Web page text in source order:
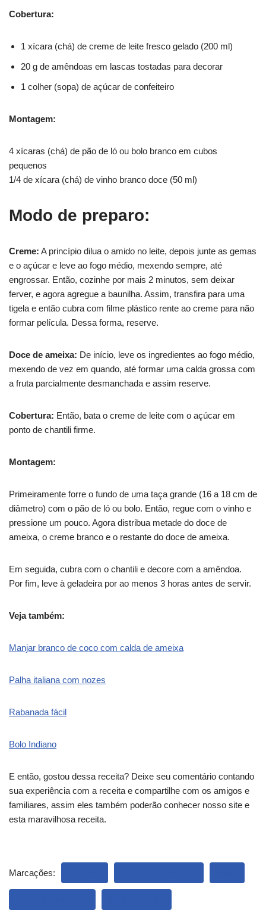
Cobertura:
1 xícara (chá) de creme de leite fresco gelado (200 ml)
20 g de amêndoas em lascas tostadas para decorar
1 colher (sopa) de açúcar de confeiteiro
Montagem:
4 xícaras (chá) de pão de ló ou bolo branco em cubos
pequenos
1/4 de xícara (chá) de vinho branco doce (50 ml)
Modo de preparo:
Creme: A princípio dilua o amido no leite, depois junte as gemas
e o açúcar e leve ao fogo médio, mexendo sempre, até
engrossar. Então, cozinhe por mais 2 minutos, sem deixar
ferver, e agora agregue a baunilha. Assim, transfira para uma
tigela e então cubra com filme plástico rente ao creme para não
formar película. Dessa forma, reserve.
Doce de ameixa: De início, leve os ingredientes ao fogo médio,
mexendo de vez em quando, até formar uma calda grossa com
a fruta parcialmente desmanchada e assim reserve.
Cobertura: Então, bata o creme de leite com o açúcar em
ponto de chantili firme.
Montagem:
Primeiramente forre o fundo de uma taça grande (16 a 18 cm de
diâmetro) com o pão de ló ou bolo. Então, regue com o vinho e
pressione um pouco. Agora distribua metade do doce de
ameixa, o creme branco e o restante do doce de ameixa.
Em seguida, cubra com o chantili e decore com a amêndoa.
Por fim, leve à geladeira por ao menos 3 horas antes de servir.
Veja também:
Manjar branco de coco com calda de ameixa
Palha italiana com nozes
Rabanada fácil
Bolo Indiano
E então, gostou dessa receita? Deixe seu comentário contando
sua experiência com a receita e compartilhe com os amigos e
familiares, assim eles também poderão conhecer nosso site e
esta maravilhosa receita.
Marcações: